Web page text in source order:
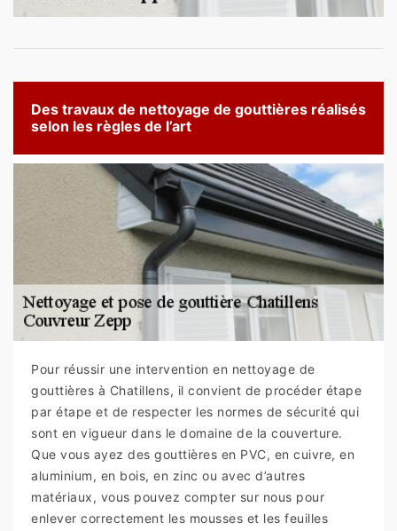
Des travaux de nettoyage de gouttières réalisés
selon les règles de l’art
Pour réussir une intervention en nettoyage de
gouttières à Chatillens, il convient de procéder étape
par étape et de respecter les normes de sécurité qui
sont en vigueur dans le domaine de la couverture.
Que vous ayez des gouttières en PVC, en cuivre, en
aluminium, en bois, en zinc ou avec d’autres
matériaux, vous pouvez compter sur nous pour
enlever correctement les mousses et les feuilles